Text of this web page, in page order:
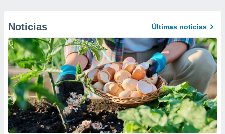
Noticias Últimas noticias